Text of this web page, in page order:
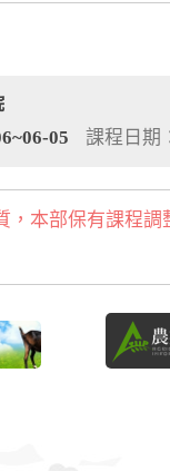
05 課程日期
，本部保有課程